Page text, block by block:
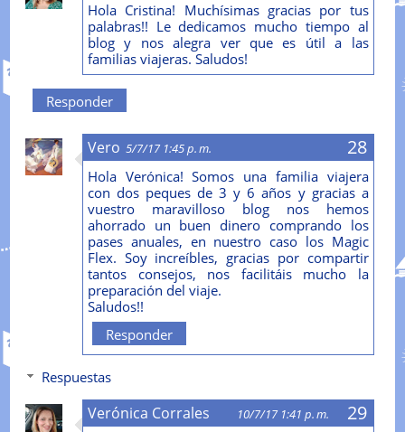
Hola Cristina! Muchísimas gracias por tus
palabras!! Le dedicamos mucho tiempo al
blog y nos alegra ver que es útil a las
familias viajeras. Saludos!
Responder
Vero 5/7/17 1:45 p. m.
Hola Verónica! Somos una familia viajera
con dos peques de 3 y 6 años y gracias a
vuestro maravilloso blog nos hemos
ahorrado un buen dinero comprando los
pases anuales, en nuestro caso los Magic
Flex. Soy increíbles, gracias por compartir
tantos consejos, nos facilitáis mucho la
preparación del viaje.
Saludos!!
Responder
Respuestas
Verónica Corrales 10/7/17 1:41 p. m.